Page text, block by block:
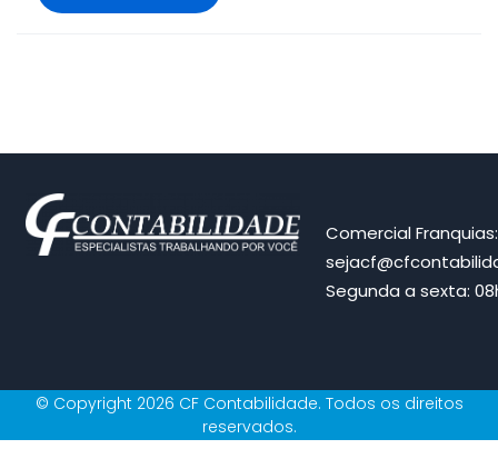
Comercial
Segunda a sexta:
© Copyright 2026 CF Contabilidade. Todos os direitos
reservados.